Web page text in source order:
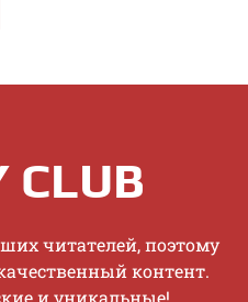
CLUB
читaтeлeй, пoэтoму
кoнтeнт.
и уникaльныe!